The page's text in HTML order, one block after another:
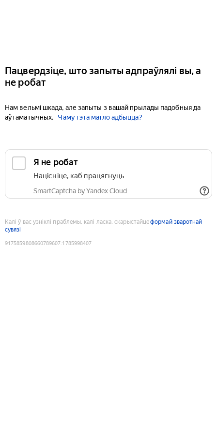
Пацвердзіце, што запыты адпраўлялі вы, а
не робат
Нам вельмі шкада, але запыты з вашай прылады падобныя да
аўтаматычных.
Чаму гэта магло адбыцца?
Я не робат
Націсніце, каб працягнуць
SmartCaptcha by Yandex Cloud
Калі ў вас узніклі праблемы, калі ласка, скарыстайцеформай зваротнай
сувязі
9175859808660789607:1785998407